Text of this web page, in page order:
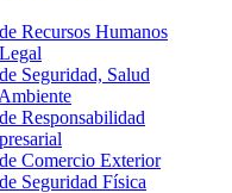
Recursos Humanos
Seguridad, Salud
Responsabilidad
Comercio Exterior
Seguridad Física